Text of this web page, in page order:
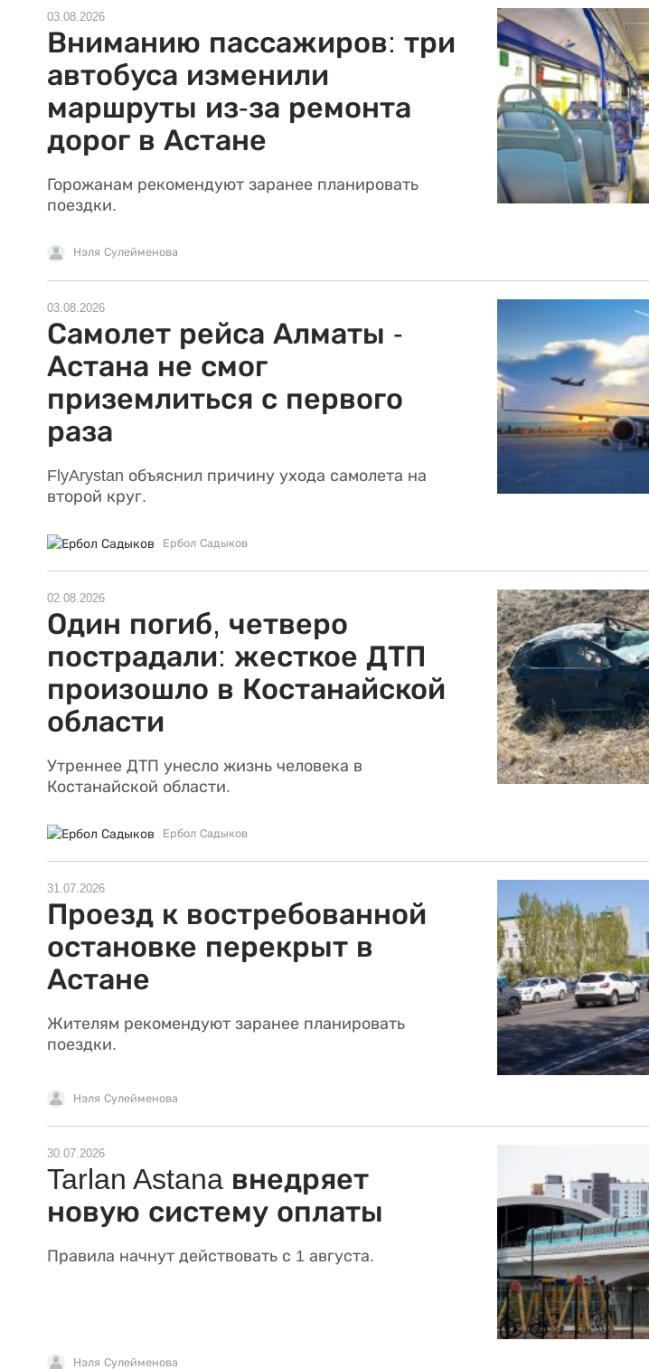
03.08.2026
Вниманию пассажиров: три
автобуса изменили
маршруты из-за ремонта
дорог в Астане
Горожанам рекомендуют заранее планировать
поездки.
Нэля Сулейменова
03.08.2026
Самолет рейса Алматы -
Астана не смог
приземлиться с первого
раза
FlyArystan объяснил причину ухода самолета на
второй круг.
Ербол Садыков
02.08.2026
Один погиб, четверо
пострадали: жесткое ДТП
произошло в Костанайской
области
Утреннее ДТП унесло жизнь человека в
Костанайской области.
Ербол Садыков
31.07.2026
Проезд к востребованной
остановке перекрыт в
Астане
Жителям рекомендуют заранее планировать
поездки.
Нэля Сулейменова
30.07.2026
Tarlan Astana внедряет
новую систему оплаты
Правила начнут действовать с 1 августа.
Нэля Сулейменова